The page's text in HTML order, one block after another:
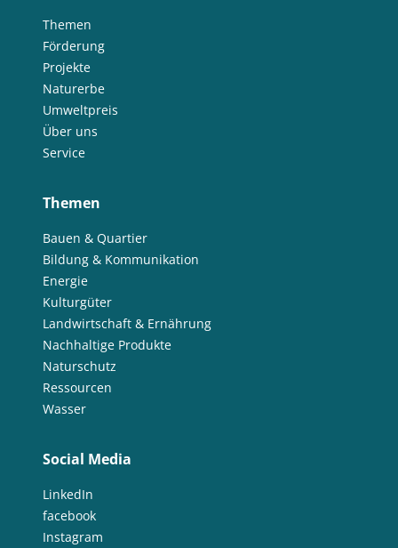
Themen
Förderung
Projekte
Naturerbe
Umweltpreis
Über uns
Service
Themen
Bauen & Quartier
Bildung & Kommunikation
Energie
Kulturgüter
Landwirtschaft & Ernährung
Nachhaltige Produkte
Naturschutz
Ressourcen
Wasser
Social Media
LinkedIn
facebook
Instagram